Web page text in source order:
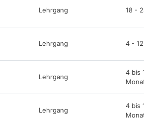
Lehrgang 18 -
Lehrgang 4 -
Lehrgang
4 bis
Lehrgang
4 bis